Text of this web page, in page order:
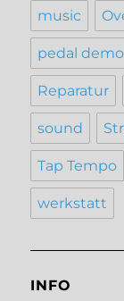
music
pedal demo
Reparatur
sound
Tap Tempo
werkstatt
INFO